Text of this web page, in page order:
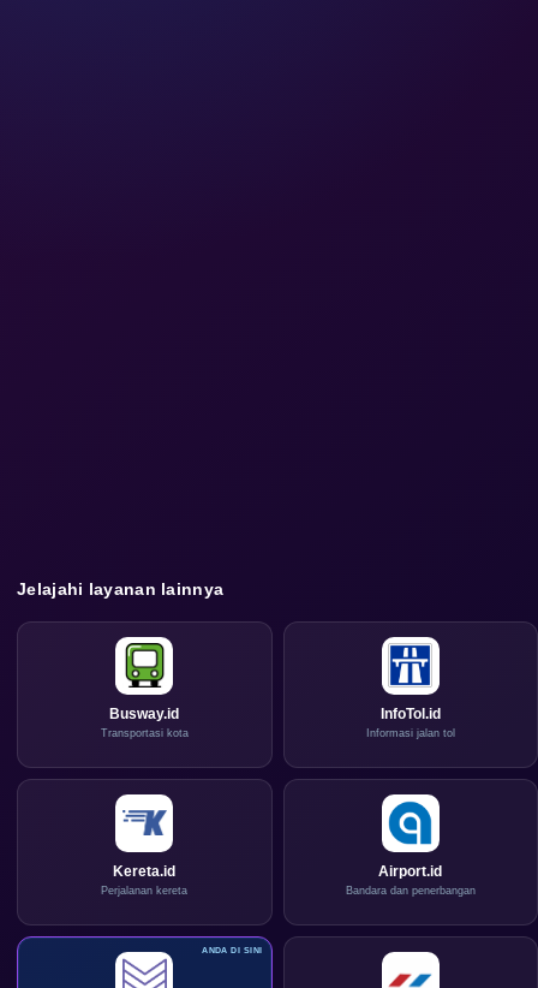
Jelajahi layanan lainnya
Busway.id
Transportasi kota
InfoTol.id
Informasi jalan tol
Kereta.id
Perjalanan kereta
Airport.id
Bandara dan penerbangan